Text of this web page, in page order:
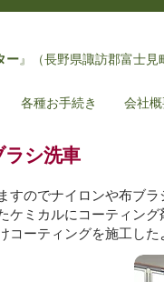
ー』（長野県諏訪郡富士見
各種お手続き 会社
ラシ洗車
すのでナイロンや布ブ
ケミカルにコーティン
コーティングを施工した